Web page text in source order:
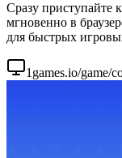
Сразу приступайте
мгновенно в
для быстрых
1games.io/game/